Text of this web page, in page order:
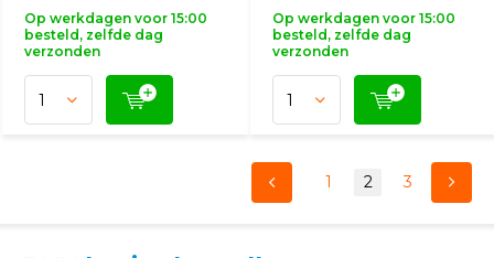
Op werkdagen voor 15:00
besteld, zelfde dag
verzonden
Op werkdagen voor 15:00
besteld, zelfde dag
verzonden
1 2 3